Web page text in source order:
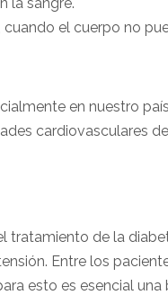
el cuerpo no
en nuestro
cardiovasculares
tratamiento de la
Entre los
esto es esencial una